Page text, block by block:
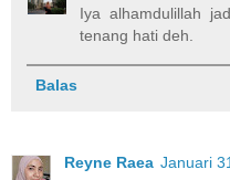
Iya alhamdulillah
tenang hati deh.
Balas
Reyne Raea Januari